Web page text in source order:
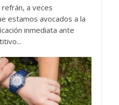
a veces
estamos avocados a la
inmediata ante